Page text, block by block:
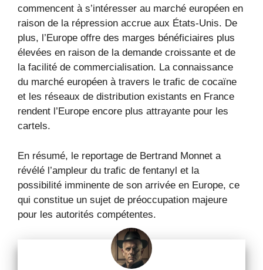
commencent à s’intéresser au marché européen en
raison de la répression accrue aux États-Unis. De
plus, l’Europe offre des marges bénéficiaires plus
élevées en raison de la demande croissante et de
la facilité de commercialisation. La connaissance
du marché européen à travers le trafic de cocaïne
et les réseaux de distribution existants en France
rendent l’Europe encore plus attrayante pour les
cartels.
En résumé, le reportage de Bertrand Monnet a
révélé l’ampleur du trafic de fentanyl et la
possibilité imminente de son arrivée en Europe, ce
qui constitue un sujet de préoccupation majeure
pour les autorités compétentes.